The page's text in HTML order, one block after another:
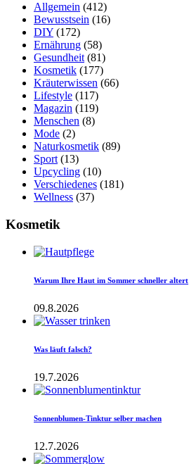
Allgemein (412)
Bewusstsein (16)
DIY (172)
Ernährung (58)
Gesundheit (81)
Kosmetik (177)
Kräuterwissen (66)
Lifestyle (117)
Magazin (119)
Menschen (8)
Mode (2)
Naturkosmetik (89)
Sport (13)
Upcycling (10)
Verschiedenes (181)
Wellness (37)
Kosmetik
Warum Ihre Haut im Sommer schneller altert
09.8.2026
Was läuft falsch?
19.7.2026
Sonnenblumen-Tinktur selber machen
12.7.2026